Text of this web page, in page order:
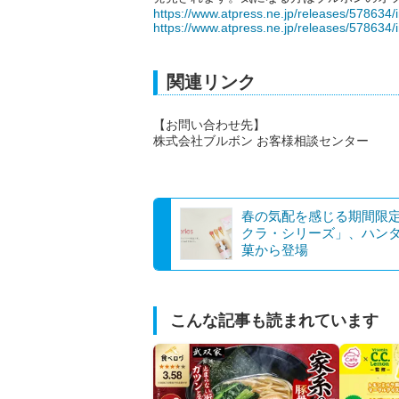
https://www.atpress.ne.jp/releases/
https://www.atpress.ne.jp/releases/
関連リンク
【お問い合わせ先】
株式会社ブルボン お客様相談センター
春の気配を感じる期間限
クラ・シリーズ」、ハン
菓から登場
こんな記事も読まれています